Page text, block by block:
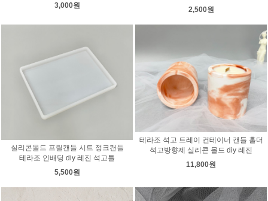
3,000원
2,500원
실리콘몰드 프릴캔들 시트 정크캔들
테라조 인배딩 diy 레진 석고틀
5,500원
테라조 석고 트레이 컨테이너 캔들 홀더
석고방향제 실리콘 몰드 diy 레진
11,800원